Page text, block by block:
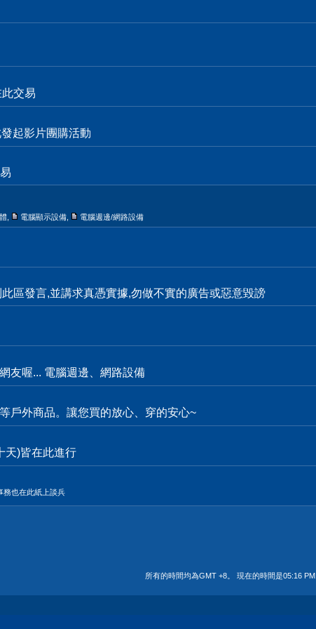
交易
起影片團購活動
電腦顯示設備 電腦週邊/網路設備
區發言,並講求真憑實據,勿做不實的廣告或惡意毀謗
友喔... 電腦週邊、網路設備
戶外商品。讓您買的放心、穿的安心~
天)皆在此進行
務也在此紙上談兵
所有的時間均為GMT +8。 現在的時間是05:16 PM